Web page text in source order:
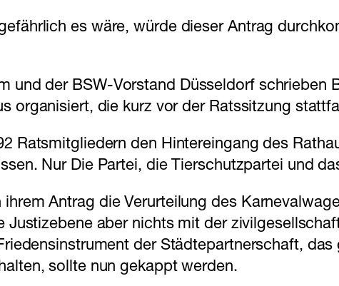
es wäre, würde dieser Antrag
und der BSW-Vorstand Düsseldorf schrieben
organisiert, die kurz vor der Ratssitzung
Ratsmitgliedern den Hintereingang des
Nur Die Partei, die Tierschutzpartei und
Antrag die Verurteilung des
Justizebene aber nichts mit der
der Städtepartnerschaft,
sollte nun gekappt werden.